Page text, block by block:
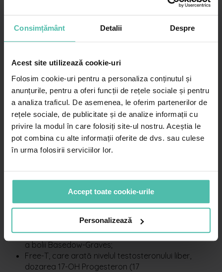
Consimțământ Detalii Despre
Acest site utilizează cookie-uri
Folosim cookie-uri pentru a personaliza conținutul și
anunțurile, pentru a oferi funcții de rețele sociale și pentru
a analiza traficul. De asemenea, le oferim partenerilor de
rețele sociale, de publicitate și de analize informații cu
privire la modul în care folosiți site-ul nostru. Aceștia le
pot combina cu alte informații oferite de dvs. sau culese
în urma folosirii serviciilor lor.
Accept toate cookie-urile
Personalizează
terapeutic special, care să trateze ambele afecțiuni.
Ce analize de endocrinologie pot fi necesare
Pentru confirmarea suspiciunii că la baza
hormonală, medicul poate recomanda, după
efectuarea unei ecografii de tiroidă;
dozarea hormonală – testarea nivelurilor de
tiroxină (T3) și triiodotironină (T4), hormonii
secretați de glanda tiroidă, și al TSH – hormonul
mesager prin care glanda pituitară transmite
glandei tiroide cantitatea de hormoni pe care
dereglare a tiroidei – hipertiroidism sau
hipotiroidism;
dozarea anticorpilor specifici bolilor autoimune
tiroidiene (ATPO – anticorpi antitireoperoxidază,
ATGL – anticorpi antitireoglobulina, TRAB –
anticorpi antireceptor TSH). Un nivel crescut
poate semnala prezența tiroiditei Hashimoto sau
a bolii Basedow-Graves;
Free-T, care arată nivelul testosteronului liber,
dozarea 17-OH Progesteron (17